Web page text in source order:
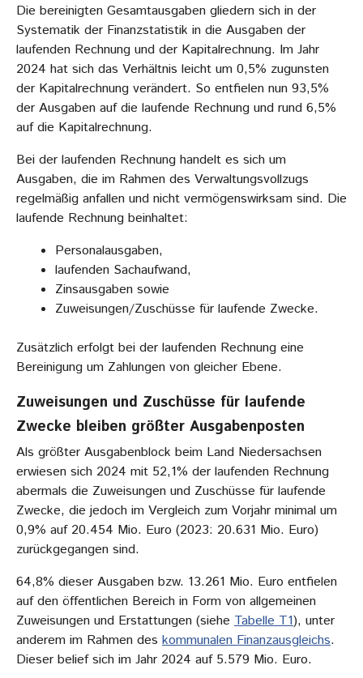
Die bereinigten Gesamtausgaben gliedern sich in der
Systematik der Finanzstatistik in die Ausgaben der
laufenden Rechnung und der Kapitalrechnung. Im Jahr
2024 hat sich das Verhältnis leicht um 0,5% zugunsten
der Kapitalrechnung verändert. So entfielen nun 93,5%
der Ausgaben auf die laufende Rechnung und rund 6,5%
auf die Kapitalrechnung.
Bei der laufenden Rechnung handelt es sich um
Ausgaben, die im Rahmen des Verwaltungsvollzugs
regelmäßig anfallen und nicht vermögenswirksam sind. Die
laufende Rechnung beinhaltet:
Personalausgaben,
laufenden Sachaufwand,
Zinsausgaben sowie
Zuweisungen/Zuschüsse für laufende Zwecke.
Zusätzlich erfolgt bei der laufenden Rechnung eine
Bereinigung um Zahlungen von gleicher Ebene.
Zuweisungen und Zuschüsse für laufende
Zwecke bleiben größter Ausgabenposten
Als größter Ausgabenblock beim Land Niedersachsen
erwiesen sich 2024 mit 52,1% der laufenden Rechnung
abermals die Zuweisungen und Zuschüsse für laufende
Zwecke, die jedoch im Vergleich zum Vorjahr minimal um
0,9% auf 20.454 Mio. Euro (2023: 20.631 Mio. Euro)
zurückgegangen sind.
64,8% dieser Ausgaben bzw. 13.261 Mio. Euro entfielen
auf den öffentlichen Bereich in Form von allgemeinen
Zuweisungen und Erstattungen (siehe Tabelle T1), unter
anderem im Rahmen des kommunalen Finanzausgleichs.
Dieser belief sich im Jahr 2024 auf 5.579 Mio. Euro.